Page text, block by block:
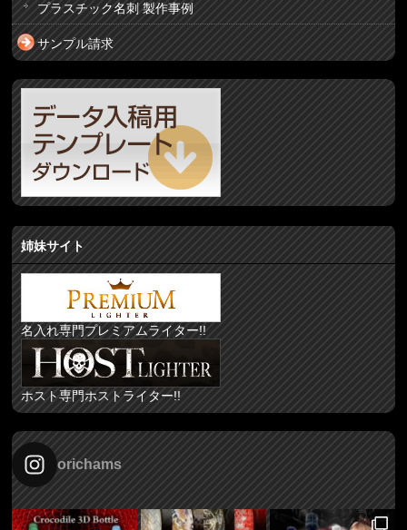
プラスチック名刺 製作事例
サンプル請求
姉妹サイト
名入れ専門プレミアムライター!!
ホスト専門ホストライター!!
orichams